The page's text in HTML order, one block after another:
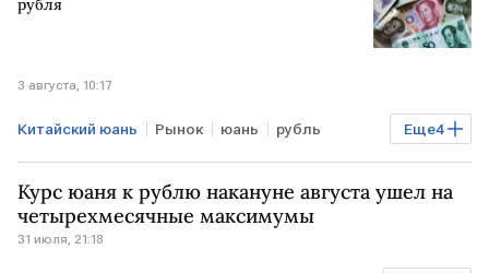
3 августа, 10:17
Еще4
Китайский юань Рынок юань рубль
Мосбиржа РОССИЯ Курсы валют валюта
Курс юаня к рублю накануне августа ушел на
четырехмесячные максимумы
31 июля, 21:18